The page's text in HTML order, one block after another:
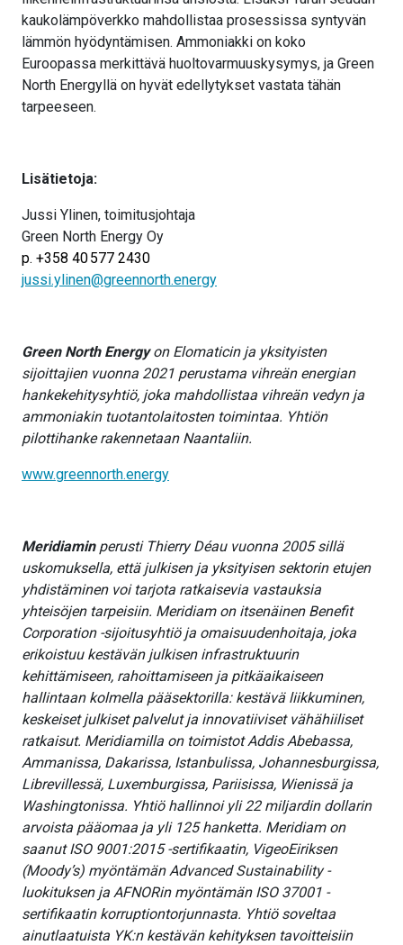
kaukolämpöverkko mahdollistaa prosessissa syntyvän
lämmön hyödyntämisen. Ammoniakki on koko
Euroopassa merkittävä huoltovarmuuskysymys, ja Green
North Energyllä on hyvät edellytykset vastata tähän
tarpeeseen.
Lisätietoja:
Jussi Ylinen, toimitusjohtaja
Green North Energy Oy
p. +358 40 577 2430
jussi.ylinen@greennorth.energy
Green North Energyon Elomaticin ja yksityisten
sijoittajien vuonna 2021 perustama vihreän energian
hankekehitysyhtiö, joka mahdollistaa vihreän vedyn ja
ammoniakin tuotantolaitosten toimintaa. Yhtiön
pilottihanke rakennetaan Naantaliin.
www.greennorth.energy
Meridiamin perusti Thierry Déau vuonna 2005 sillä
uskomuksella, että julkisen ja yksityisen sektorin etujen
yhdistäminen voi tarjota ratkaisevia vastauksia
yhteisöjen tarpeisiin. Meridiam on itsenäinen Benefit
Corporation -sijoitusyhtiö ja omaisuudenhoitaja, joka
erikoistuu kestävän julkisen infrastruktuurin
kehittämiseen, rahoittamiseen ja pitkäaikaiseen
hallintaan kolmella pääsektorilla: kestävä liikkuminen,
keskeiset julkiset palvelut ja innovatiiviset vähähiiliset
ratkaisut. Meridiamilla on toimistot Addis Abebassa,
Ammanissa, Dakarissa, Istanbulissa, Johannesburgissa,
Librevillessä, Luxemburgissa, Pariisissa, Wienissä ja
Washingtonissa. Yhtiö hallinnoi yli 22 miljardin dollarin
arvoista pääomaa ja yli 125 hanketta. Meridiam on
saanut ISO 9001:2015 -sertifikaatin, VigeoEiriksen
(Moody’s) myöntämän Advanced Sustainability -
luokituksen ja AFNORin myöntämän ISO 37001 -
sertifikaatin korruptiontorjunnasta. Yhtiö soveltaa
ainutlaatuista YK:n kestävän kehityksen tavoitteisiin